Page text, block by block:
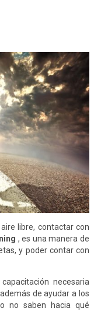
libre, contactar con
, es una manera de
y poder contar con
necesaria
de ayudar a los
no saben hacia qué